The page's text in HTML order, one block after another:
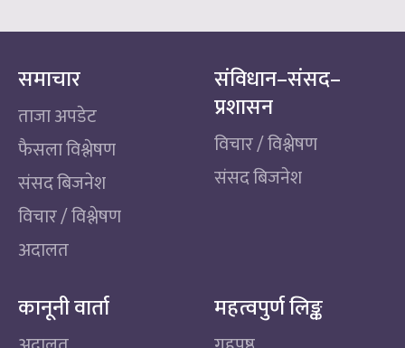
समाचार
ताजा अपडेट
फैसला विश्लेषण
संसद बिजनेश
विचार / विश्लेषण
अदालत
संविधान–संसद–
प्रशासन
विचार / विश्लेषण
संसद बिजनेश
कानूनी वार्ता महत्वपुर्ण लिङ्क